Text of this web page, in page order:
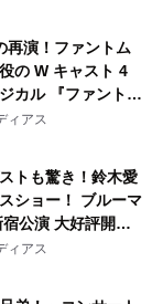
熱く盛り上げる！
再演！ファントム
の W キャスト 4
カル 『ファント
ィアス
トも驚き！鈴木愛
ショー！ ブルーマ
公演 大好評開催
ィアス